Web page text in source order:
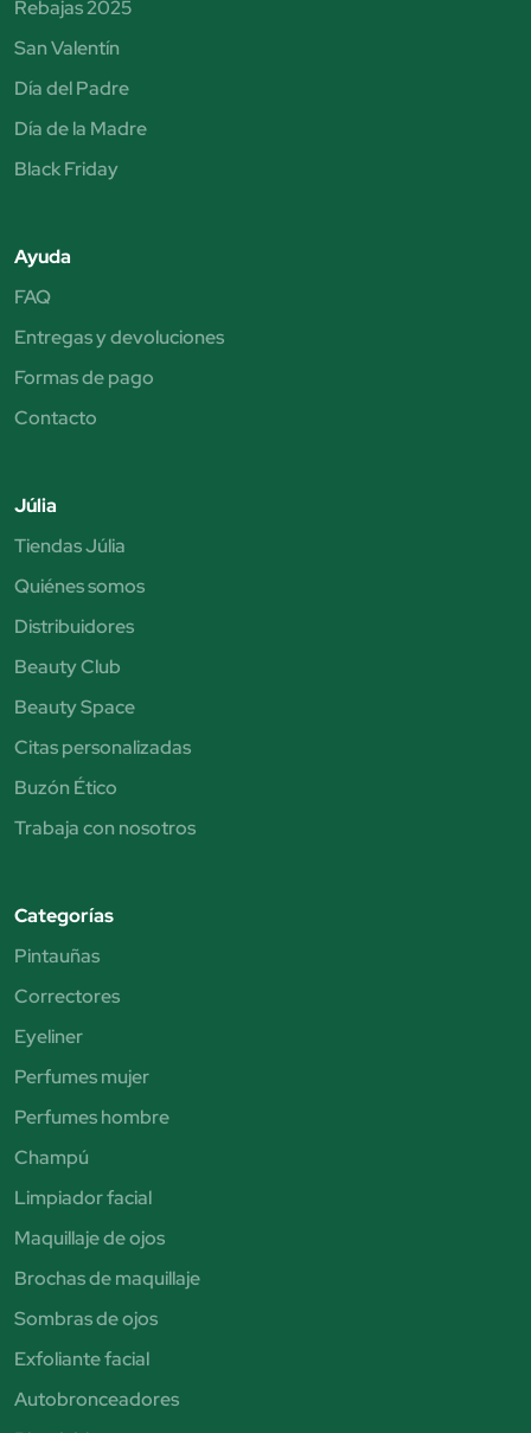
Rebajas 2025
San Valentín
Día del Padre
Día de la Madre
Black Friday
Ayuda
FAQ
Entregas y devoluciones
Formas de pago
Contacto
Júlia
Tiendas Júlia
Quiénes somos
Distribuidores
Beauty Club
Beauty Space
Citas personalizadas
Buzón Ético
Trabaja con nosotros
Categorías
Pintauñas
Correctores
Eyeliner
Perfumes mujer
Perfumes hombre
Champú
Limpiador facial
Maquillaje de ojos
Brochas de maquillaje
Sombras de ojos
Exfoliante facial
Autobronceadores